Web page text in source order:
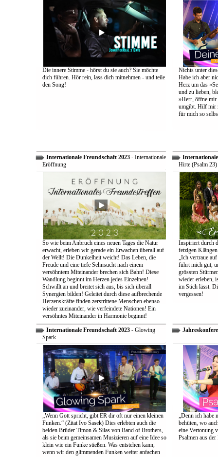
Die innere Stimme - hörst du sie auch? Sie möchte
dich führen. Hör rein, lass dich mitnehmen - und teile
den Song!
Nichts unter
Habe ich aber
Herz um das
und zu lieben,
»Herr, öffne mir
umgibt. Hilf mir
für mich so
Internationale Freundschaft 2023- Internationale
Eröffnung
So wie beim Anbruch eines neuen Tages die Natur
erwacht, erleben wir gerade ein Erwachen überall auf
der Wellt! Die Dunkelheit weicht! Das Leben, die
Freude und eine tiefe Sehnsucht nach einem
versöhntem Miteinander brechen sich Bahn! Diese
Wandlung beginnt im Herzen jedes Einzelnen!
Schwillt an und breitet sich aus, bis sich überall
Synergien bilden! Geleitet durch diese aufbrechende
Herzenskräfte finden zerstrittene Menschen ebenso
wieder zueinander, wie verfeindete Nationen! Ein
versöhntes Miteinander in Harmonie beginnt!
Hirte (Psalm 23)
Inspiriert durch
fetzigen
„Ich vertraue
führt mich gut,
grössten
wieder erleben,
im Stich lässt.
vergessen!
Internationale Freundschaft 2023- Glowing
Spark
„Wenn Gott spricht, gibt ER dir oft nur einen kleinen
Funken.“ (Zitat Ivo Sasek) Dies erlebten auch die
beiden Brüder Timon & Silas von Band of Brothers,
als sie beim gemeinsamen Musizieren auf eine Idee so
klein wie ein Funke stießen. Was entstehen kann,
wenn wir den glimmenden Funken weiter anfachen
„Denn ich habe
behüten, wo
eine Vertonung
Psalmen aus